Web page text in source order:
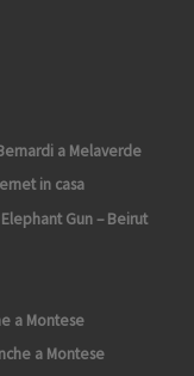
a Melaverde
in casa
Gun – Beirut
a Montese
a Montese